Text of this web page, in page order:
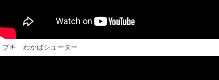
ブキ わかばシューター